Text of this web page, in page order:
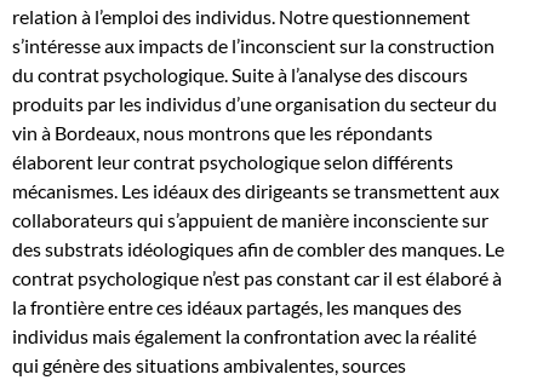
relation à l’emploi des individus. Notre questionnement
s’intéresse aux impacts de l’inconscient sur la construction
du contrat psychologique. Suite à l’analyse des discours
produits par les individus d’une organisation du secteur du
vin à Bordeaux, nous montrons que les répondants
élaborent leur contrat psychologique selon différents
mécanismes. Les idéaux des dirigeants se transmettent aux
collaborateurs qui s’appuient de manière inconsciente sur
des substrats idéologiques afin de combler des manques. Le
contrat psychologique n’est pas constant car il est élaboré à
la frontière entre ces idéaux partagés, les manques des
individus mais également la confrontation avec la réalité
qui génère des situations ambivalentes, sources